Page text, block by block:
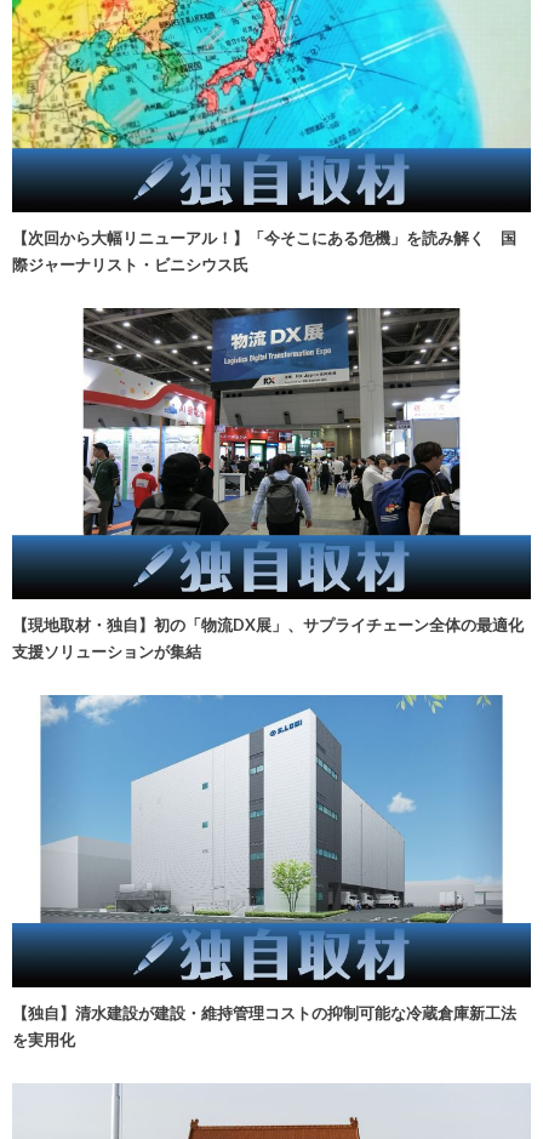
【次回から大幅リニューアル！】「今そこにある危機」を読み解く 国
際ジャーナリスト・ビニシウス氏
【現地取材・独自】初の「物流DX展」、サプライチェーン全体の最適化
支援ソリューションが集結
【独自】清水建設が建設・維持管理コストの抑制可能な冷蔵倉庫新工法
を実用化